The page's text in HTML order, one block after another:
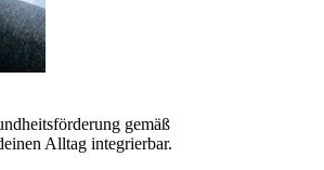
gemäß
Alltag integrierbar.